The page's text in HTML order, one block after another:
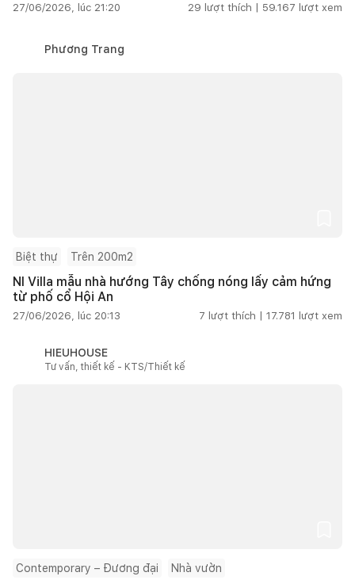
27/06/2026, lúc 21:20 29 lượt thích | 59.167 lượt xem
Phương Trang
Biệt thự Trên 200m2
NI Villa mẫu nhà hướng Tây chống nóng lấy cảm hứng
từ phố cổ Hội An
27/06/2026, lúc 20:13 7 lượt thích | 17.781 lượt xem
HIEUHOUSE
Tư vấn, thiết kế - KTS/Thiết kế
Contemporary – Đương đại Nhà vườn